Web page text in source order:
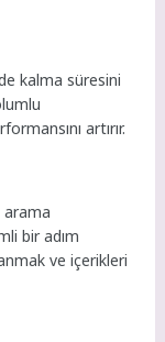
kalma süresini
artırır.
bir adım
ve içerikleri